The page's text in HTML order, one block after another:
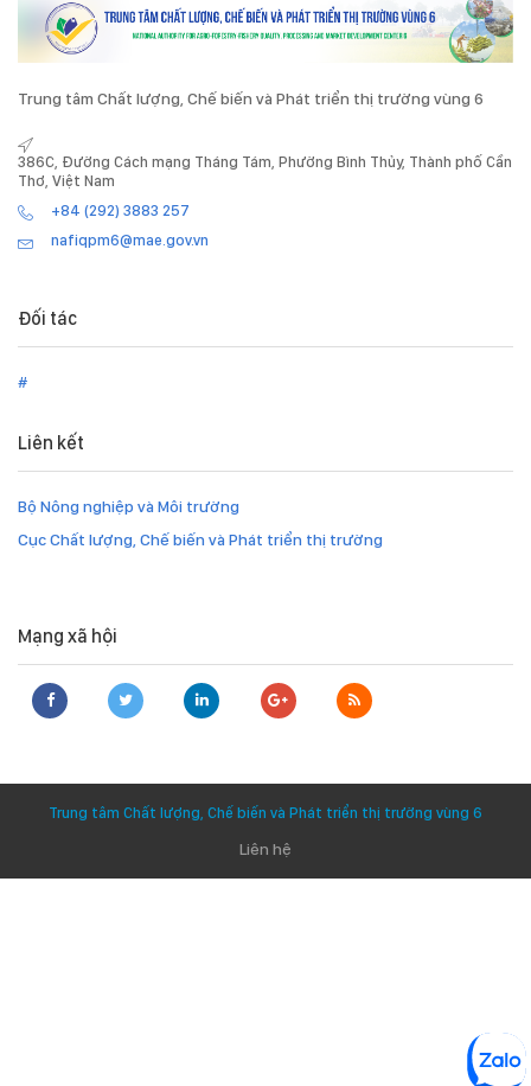
Trung tâm Chất lượng, Chế biến và Phát triển thị trường vùng 6
386C, Đường Cách mạng Tháng Tám, Phường Bình Thủy, Thành phố Cần
Thơ, Việt Nam
+84 (292) 3883 257
nafiqpm6@mae.gov.vn
Đối tác
#
Liên kết
Bộ Nông nghiệp và Môi trường
Cục Chất lượng, Chế biến và Phát triển thị trường
Mạng xã hội
Trung tâm Chất lượng, Chế biến và Phát triển thị trường vùng 6
Liên hệ